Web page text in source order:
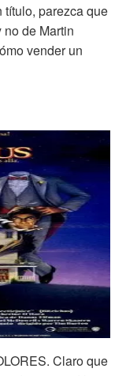
título, parezca que
de Martin
vender un
Claro que